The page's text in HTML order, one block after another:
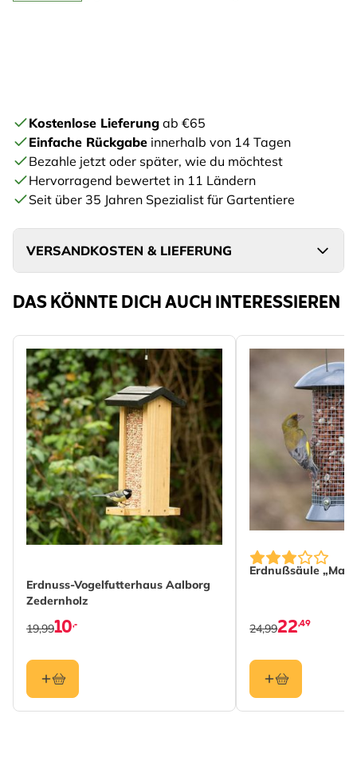
Kostenlose Lieferung ab €65
Einfache Rückgabe innerhalb von 14 Tagen
Bezahle jetzt oder später, wie du möchtest
Hervorragend bewertet in 11 Ländern
Seit über 35 Jahren Spezialist für Gartentiere
VERSANDKOSTEN & LIEFERUNG
DAS KÖNNTE DICH AUCH INTERESSIEREN
Erdnuss-Vogelfutterhaus Aalborg
Zedernholz
10,-
19,99
Erdnußsäule
22,49
24,99